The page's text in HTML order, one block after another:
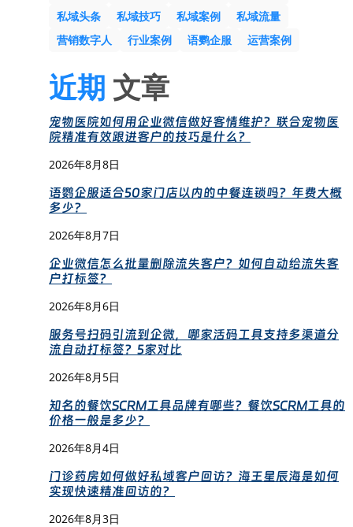
私域头条 私域技巧 私域案例
私域流量
营销数字人
行业案例 语鹦企服 运营案例
近期 文章
宠物医院如何用企业微信做好客情维护？联合宠物医
院精准有效跟进客户的技巧是什么？
2026年8月8日
语鹦企服适合50家门店以内的中餐连锁吗？年费大概
多少？
2026年8月7日
企业微信怎么批量删除流失客户？如何自动给流失客
户打标签？
2026年8月6日
服务号扫码引流到企微，哪家活码工具支持多渠道分
流自动打标签？5家对比
2026年8月5日
知名的餐饮SCRM工具品牌有哪些？餐饮SCRM工具的
价格一般是多少？
2026年8月4日
门诊药房如何做好私域客户回访？海王星辰海是如何
实现快速精准回访的？
2026年8月3日